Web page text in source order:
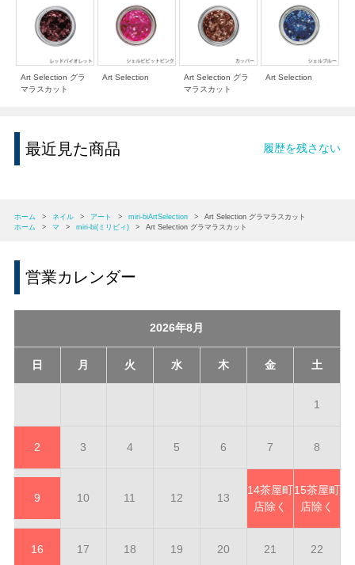
Art Selection グラ
マラスカット
Art Selection
Art Selection グラ
マラスカット
Art Selection
最近見た商品 履歴を残さない
ホーム > ネイル > アート > miri-biArtSelection >
Art Selection グラマラスカット
ホーム
> マ > miri-bi(ミリビィ) > Art Selection グラマラスカット
営業カレンダー
2026年8月
日 月 火 水 木 金 土
1
2 3 4 5 6 7 8
9 10 11 12 13
14茶屋町
店除く
15茶屋町
店除く
16 17 18 19 20 21 22